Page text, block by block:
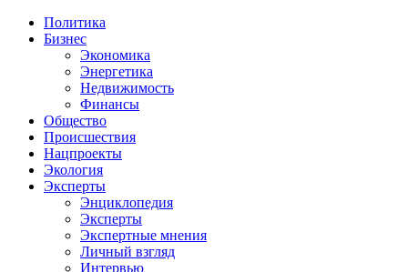
Политика
Бизнес
Экономика
Энергетика
Недвижимость
Финансы
Общество
Происшествия
Нацпроекты
Экология
Эксперты
Энциклопедия
Эксперты
Экспертные мнения
Личный взгляд
Интервью